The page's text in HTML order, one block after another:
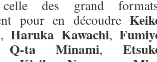
celle des grand
pour en découdre
, Haruka Kawachi,
Q-ta Minami,